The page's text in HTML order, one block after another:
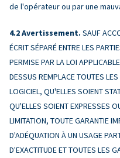
de l'opérateur ou par une
Avertissement. SAUF
ÉCRIT SÉPARÉ ENTRE LES
PERMISE PAR LA LOI
DESSUS REMPLACE TOUTES
LOGICIEL, QU'ELLES SOIENT
QU'ELLES SOIENT EXPRESSES
LIMITATION, TOUTE GARANTIE
D'ADÉQUATION À UN USAGE
D'EXACTITUDE ET TOUTES LES